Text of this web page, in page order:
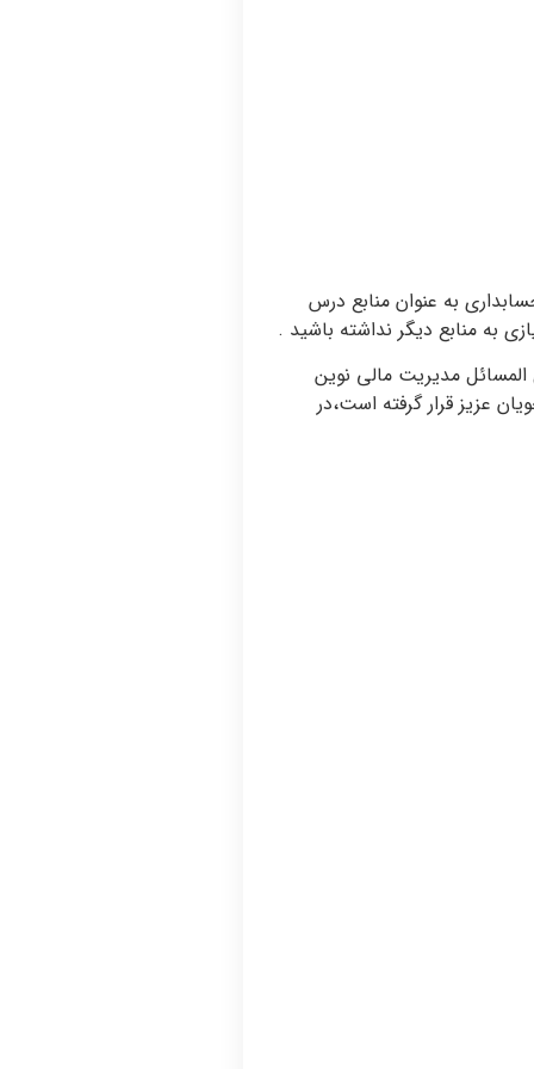
و حسابداری به عنوان منابع درس
به منابع دیگر نداشته باشید .
مدیریت مالی نوین
عزیز قرار گرفته است،در